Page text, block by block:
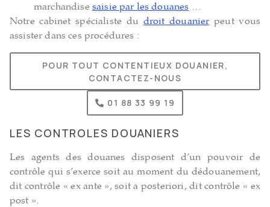
marchandise saisie par les douanes …
Notre cabinet spécialiste du droit douanier peut vous
assister dans ces procédures :
POUR TOUT CONTENTIEUX DOUANIER,
CONTACTEZ-NOUS
01 88 33 99 19
LES CONTROLES DOUANIERS
Les agents des douanes disposent d’un pouvoir de
contrôle qui s’exerce soit au moment du dédouanement,
dit contrôle « ex ante », soit a posteriori, dit contrôle « ex
post ».